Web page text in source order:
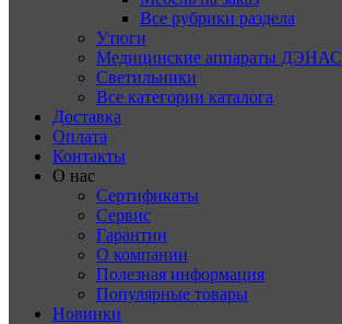
Все рубрики раздела
Утюги
Медицинские аппараты ДЭНАС
Светильники
Все категории каталога
Доставка
Оплата
Контакты
О нас
Сертификаты
Сервис
Гарантии
О компании
Полезная информация
Популярные товары
Новинки